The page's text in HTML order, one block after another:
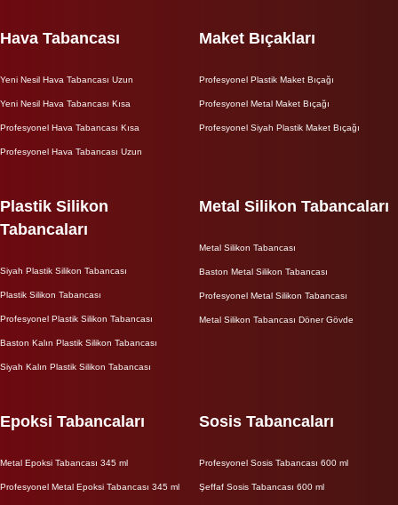
Hava Tabancası
Yeni Nesil Hava Tabancası Uzun
Yeni Nesil Hava Tabancası Kısa
Profesyonel Hava Tabancası Kısa
Profesyonel Hava Tabancası Uzun
Maket Bıçakları
Profesyonel Plastik Maket Bıçağı
Profesyonel Metal Maket Bıçağı
Profesyonel Siyah Plastik Maket Bıçağı
Plastik Silikon
Tabancaları
Siyah Plastik Silikon Tabancası
Plastik Silikon Tabancası
Profesyonel Plastik Silikon Tabancası
Baston Kalın Plastik Silikon Tabancası
Siyah Kalın Plastik Silikon Tabancası
Metal Silikon Tabancaları
Metal Silikon Tabancası
Baston Metal Silikon Tabancası
Profesyonel Metal Silikon Tabancası
Metal Silikon Tabancası Döner Gövde
Epoksi Tabancaları
Metal Epoksi Tabancası 345 ml
Profesyonel Metal Epoksi Tabancası 345 ml
Sosis Tabancaları
Profesyonel Sosis Tabancası 600 ml
Şeffaf Sosis Tabancası 600 ml